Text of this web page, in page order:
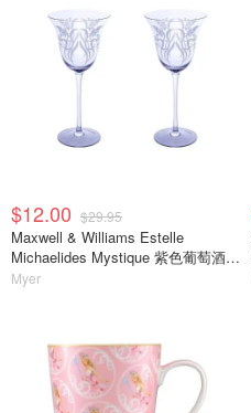
$12.00 $29.95
Maxwell & Williams Estelle
Michaelides Mystique 紫色葡萄酒杯
320ml 2只装
Myer